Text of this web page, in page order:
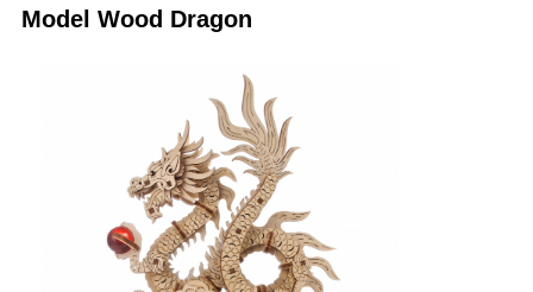
Model Wood Dragon